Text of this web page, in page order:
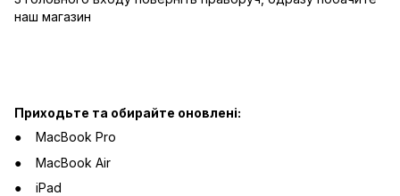
наш магазин
Приходьте та обирайте оновлені:
MacBook Pro
MacBook Air
iPad